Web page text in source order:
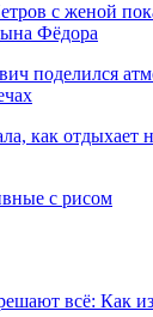
с женой
Фёдора
поделился
как отдыхает
с рисом
всё: Как